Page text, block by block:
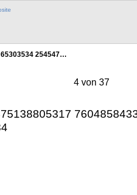
65303534 254547…
4 von 37